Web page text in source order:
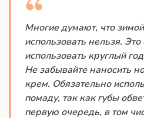
Многие думают, что
использовать нельзя.
использовать круглый
Не забывайте наносить
крем. Обязательно
помаду, так как губы
первую очередь, в том